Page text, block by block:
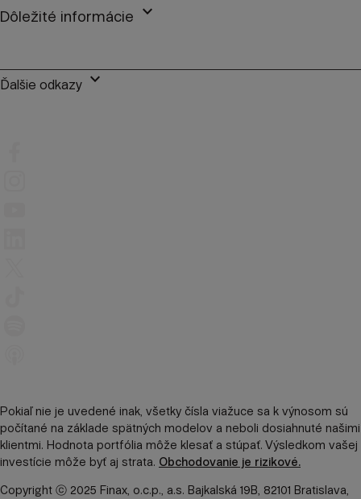
Dôležité informácie keyboard_arrow_down
Ďalšie odkazy keyboard_arrow_down
Pokiaľ nie je uvedené inak, všetky čísla viažuce sa k výnosom sú
počítané na základe spätných modelov a neboli dosiahnuté našimi
klientmi. Hodnota portfólia môže klesať a stúpať. Výsledkom vašej
investície môže byť aj strata. Obchodovanie je rizikové.
Copyright ⓒ 2025 Finax, o.c.p., a.s. Bajkalská 19B, 82101 Bratislava,